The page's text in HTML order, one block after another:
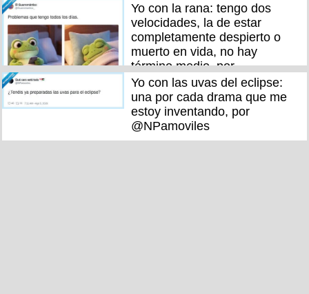
Yo con la rana: tengo dos
velocidades, la de estar
completamente despierto o
muerto en vida, no hay
término medio, por
@Guarromantico_
Yo con las uvas del eclipse:
una por cada drama que me
estoy inventando, por
@NPamoviles